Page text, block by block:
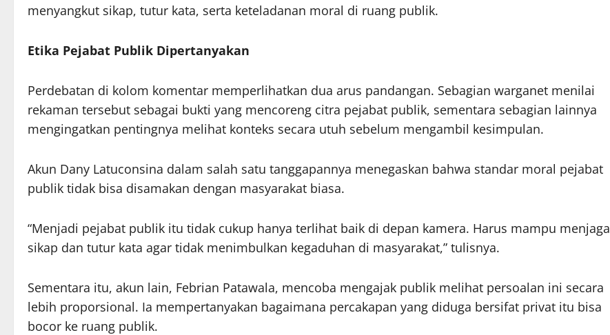
menyangkut sikap, tutur kata, serta keteladanan moral di ruang publik.
Etika Pejabat Publik Dipertanyakan
Perdebatan di kolom komentar memperlihatkan dua arus pandangan. Sebagian warganet menilai
rekaman tersebut sebagai bukti yang mencoreng citra pejabat publik, sementara sebagian lainnya
mengingatkan pentingnya melihat konteks secara utuh sebelum mengambil kesimpulan.
Akun Dany Latuconsina dalam salah satu tanggapannya menegaskan bahwa standar moral pejabat
publik tidak bisa disamakan dengan masyarakat biasa.
“Menjadi pejabat publik itu tidak cukup hanya terlihat baik di depan kamera. Harus mampu menjaga
sikap dan tutur kata agar tidak menimbulkan kegaduhan di masyarakat,” tulisnya.
Sementara itu, akun lain, Febrian Patawala, mencoba mengajak publik melihat persoalan ini secara
lebih proporsional. Ia mempertanyakan bagaimana percakapan yang diduga bersifat privat itu bisa
bocor ke ruang publik.